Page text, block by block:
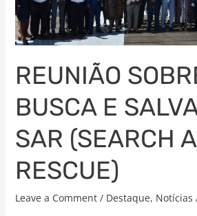
REUNIÃO
BUSCA E
SAR (SEARCH
RESCUE)
Leave a Comment / Destaque, Notícias
SALVAMENTO
SAR
(SEARCH
RESCUE)